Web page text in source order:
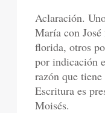
Aclaración.
María con
florida, otros
por indicación
razón que
Escritura es
Moisés.